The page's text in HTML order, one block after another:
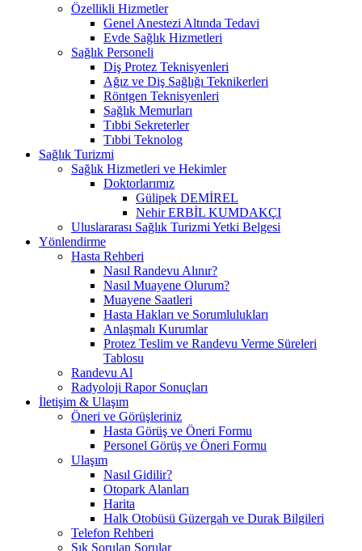
Özellikli Hizmetler
Genel Anestezi Altında Tedavi
Evde Sağlık Hizmetleri
Sağlık Personeli
Diş Protez Teknisyenleri
Ağız ve Diş Sağlığı Teknikerleri
Röntgen Teknisyenleri
Sağlık Memurları
Tıbbi Sekreterler
Tıbbi Teknolog
Sağlık Turizmi
Sağlık Hizmetleri ve Hekimler
Doktorlarımız
Gülipek DEMİREL
Nehir ERBİL KUMDAKÇI
Uluslararası Sağlık Turizmi Yetki Belgesi
Yönlendirme
Hasta Rehberi
Nasıl Randevu Alınır?
Nasıl Muayene Olurum?
Muayene Saatleri
Hasta Hakları ve Sorumlulukları
Anlaşmalı Kurumlar
Protez Teslim ve Randevu Verme Süreleri
Tablosu
Randevu Al
Radyoloji Rapor Sonuçları
İletişim & Ulaşım
Öneri ve Görüşleriniz
Hasta Görüş ve Öneri Formu
Personel Görüş ve Öneri Formu
Ulaşım
Nasıl Gidilir?
Otopark Alanları
Harita
Halk Otobüsü Güzergah ve Durak Bilgileri
Telefon Rehberi
Sık Sorulan Sorular